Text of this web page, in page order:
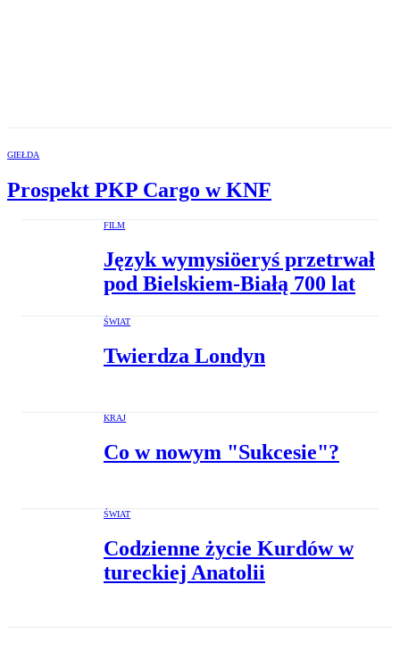
GIEŁDA
Prospekt PKP Cargo w KNF
FILM
Język wymysiöeryś przetrwał
pod Bielskiem-Białą 700 lat
ŚWIAT
Twierdza Londyn
KRAJ
Co w nowym "Sukcesie"?
ŚWIAT
Codzienne życie Kurdów w
tureckiej Anatolii